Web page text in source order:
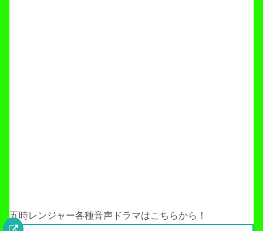
五時レンジャー各種音声ドラマはこちらから！